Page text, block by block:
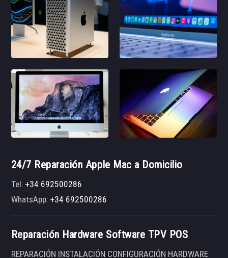
24/7 Reparación Apple Mac a Domicilio
Tel:+34 692500286
WhatsApp:+34 692500286
Reparación Hardware Software TPV POS
REPARACIÓN INSTALACIÓN CONFIGURACIÓN HARDWARE